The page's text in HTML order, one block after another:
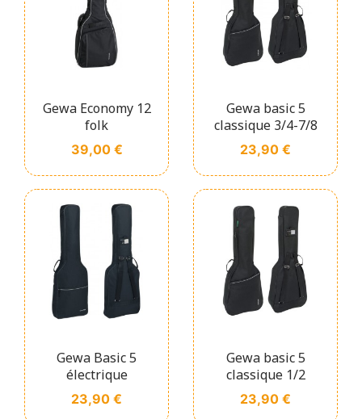
Gewa Economy 12
folk
Prix
39,00 €
Gewa basic 5
classique 3/4-7/8
Prix
23,90 €
Gewa Basic 5
électrique
Prix
23,90 €
Gewa basic 5
classique 1/2
Prix
23,90 €